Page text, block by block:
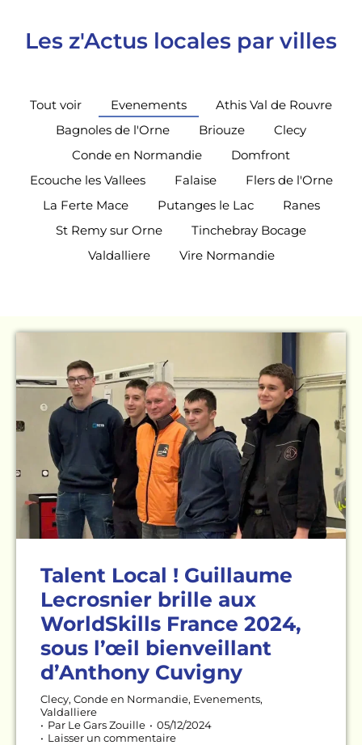
Les z'Actus locales par villes
Tout voir Evenements
Athis Val de Rouvre
Bagnoles de l'Orne
Briouze
Clecy
Conde en Normandie
Domfront
Ecouche les Vallees
Falaise
Flers de l'Orne
La Ferte Mace
Putanges le Lac
Ranes
St Remy sur Orne
Tinchebray Bocage
Valdalliere
Vire Normandie
Talent Local ! Guillaume
Lecrosnier brille aux
WorldSkills France 2024,
sous l’œil bienveillant
d’Anthony Cuvigny
Clecy, Conde en Normandie, Evenements,
Valdalliere
Par Le Gars Zouille
05/12/2024
Laisser un commentaire